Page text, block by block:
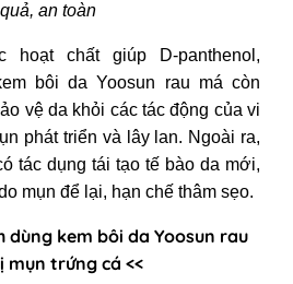
quả, an toàn
hoạt chất giúp D-panthenol,
bôi da Yoosun rau má còn
vệ da khỏi các tác động của vi
phát triển và lây lan. Ngoài ra,
tác dụng tái tạo tế bào da mới,
mụn để lại, hạn chế thâm sẹo.
dùng kem bôi da Yoosun rau
mụn trứng cá <<